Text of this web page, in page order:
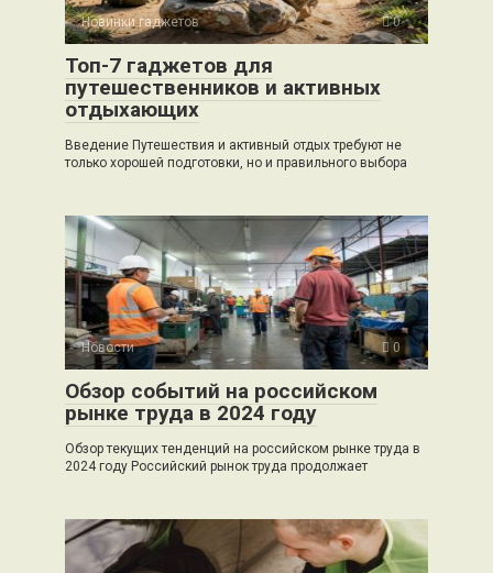
Новинки гаджетов 0
Топ-7 гаджетов для
путешественников и активных
отдыхающих
Введение Путешествия и активный отдых требуют не
только хорошей подготовки, но и правильного выбора
Новости 0
Обзор событий на российском
рынке труда в 2024 году
Обзор текущих тенденций на российском рынке труда в
2024 году Российский рынок труда продолжает